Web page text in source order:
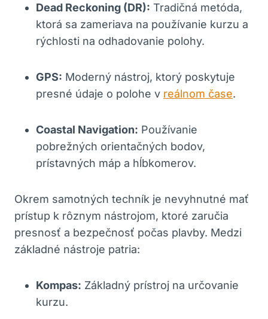
Dead Reckoning (DR): ‌Tradičná ​metóda,
ktorá sa zameriava na používanie kurzu a
rýchlosti na odhadovanie​ polohy.
GPS: ​Moderný nástroj, ktorý poskytuje
presné údaje o polohe v reálnom čase.
Coastal Navigation: Používanie
pobrežných orientačných bodov,
prístavných ⁣máp a ⁣hĺbkomerov.
Okrem samotných techník je nevyhnutné mať
prístup k rôznym nástrojom,⁤ ktoré zaručia
presnosť a bezpečnosť počas plavby. Medzi⁢
základné‍ nástroje patria:
Kompas: Základný⁣ prístroj na určovanie
kurzu.